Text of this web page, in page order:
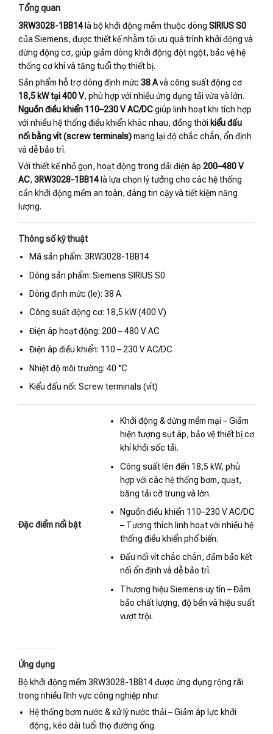
Tổng quan
3RW3028-1BB14 là bộ khởi động mềm thuộc dòng SIRIUS S0
của Siemens, được thiết kế nhằm tối ưu quá trình khởi động và
dừng động cơ, giúp giảm dòng khởi động đột ngột, bảo vệ hệ
thống cơ khí và tăng tuổi thọ thiết bị.
Sản phẩm hỗ trợ dòng định mức 38 Avà công suất động cơ
18,5 kW tại 400 V, phù hợp với nhiều ứng dụng tải vừa và lớn.
Nguồn điều khiển 110–230 V AC/DCgiúp linh hoạt khi tích hợp
với nhiều hệ thống điều khiển khác nhau, đồng thời kiểu đấu
nối bằng vít (screw terminals)mang lại độ chắc chắn, ổn định
và dễ bảo trì.
Với thiết kế nhỏ gọn, hoạt động trong dải điện áp 200–480 V
AC, 3RW3028-1BB14 là lựa chọn lý tưởng cho các hệ thống
cần khởi động mềm an toàn, đáng tin cậy và tiết kiệm năng
lượng.
Thông số kỹ thuật
Mã sản phẩm: 3RW3028-1BB14
Dòng sản phẩm: Siemens SIRIUS S0
Dòng định mức (Ie): 38 A
Công suất động cơ: 18,5 kW (400 V)
Điện áp hoạt động: 200 – 480 V AC
Điện áp điều khiển: 110 – 230 V AC/DC
Nhiệt độ môi trường: 40 °C
Kiểu đấu nối: Screw terminals (vít)
Đặc điểm nổi bật
Khởi động & dừng mềm mại – Giảm
hiện tượng sụt áp, bảo vệ thiết bị cơ
khí khỏi sốc tải.
Công suất lên đến 18,5 kW, phù
hợp với các hệ thống bơm, quạt,
băng tải cỡ trung và lớn.
Nguồn điều khiển 110–230 V AC/DC
– Tương thích linh hoạt với nhiều hệ
thống điều khiển phổ biến.
Đấu nối vít chắc chắn, đảm bảo kết
nối ổn định và dễ bảo trì.
Thương hiệu Siemens uy tín – Đảm
bảo chất lượng, độ bền và hiệu suất
vượt trội.
Ứng dụng
Bộ khởi động mềm 3RW3028-1BB14 được ứng dụng rộng rãi
trong nhiều lĩnh vực công nghiệp như:
Hệ thống bơm nước & xử lý nước thải – Giảm áp lực khởi
động, kéo dài tuổi thọ đường ống.